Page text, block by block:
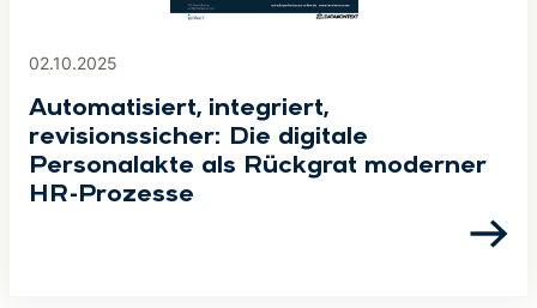
02.10.2025
Automatisiert, integriert,
revisionssicher: Die digitale
Personalakte als Rückgrat moderner
HR-Prozesse